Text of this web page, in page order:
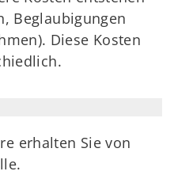
Beglaubigungen
Diese Kosten
erhalten Sie von